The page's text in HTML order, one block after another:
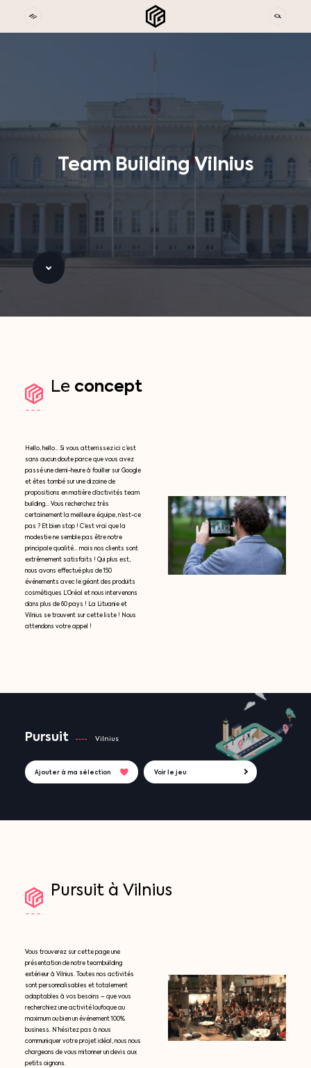
Team Building Vilnius
Le concept
Hello, hello… Si vous atterrissez ici c’est
sans aucun doute parce que vous avez
passé une demi-heure à fouiller sur Google
et êtes tombé sur une dizaine de
propositions en matière d’activités team
building… Vous recherchez très
certainement la meilleure équipe, n’est-ce
pas ? Et bien stop ! C’est vrai que la
modestie ne semble pas être notre
principale qualité… mais nos clients sont
extrêmement satisfaits ! Qui plus est,
nous avons effectué plus de 150
événements avec le géant des produits
cosmétiques L’Oréal et nous intervenons
dans plus de 60 pays ! La Lituanie et
Vilnius se trouvent sur cette liste ! Nous
attendons votre appel !
Pursuit Vilnius
Ajouter à ma sélection Voir le jeu
Pursuit à Vilnius
Vous trouverez sur cette page une
présentation de notre teambuilding
extérieur à Vilnius. Toutes nos activités
sont personnalisables et totalement
adaptables à vos besoins – que vous
recherchiez une activité loufoque au
maximum ou bien un événement 100%
business. N’hésitez pas à nous
communiquer votre projet idéal, nous nous
chargeons de vous mitonner un devis aux
petits oignons.